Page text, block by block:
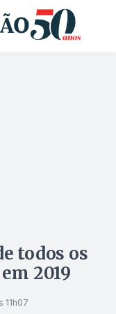
todos os
2019
11h07